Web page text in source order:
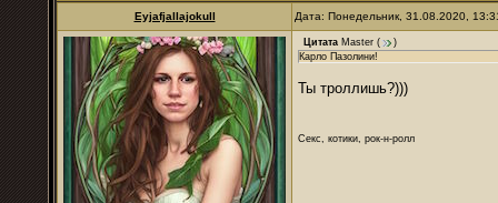
Eyjafjallajokull Дата: Понедельник, 31.08.2020,
Цитата Master (
)
Карло Пазолини!
Ты троллишь?)))
Секс, котики, рок-н-ролл